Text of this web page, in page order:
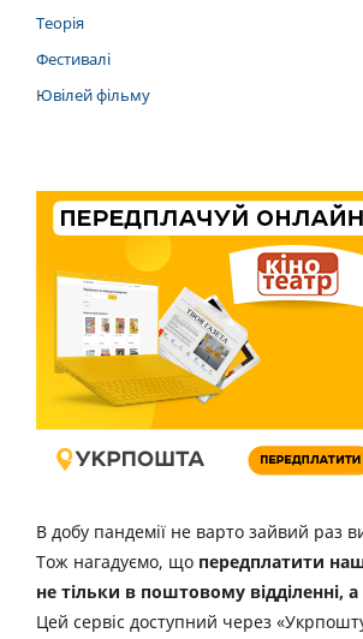
Теорія
Фестивалі
Ювілей фільму
В добу пандемії не варто зайвий раз
Тож нагадуємо, що передплатити
не тільки в поштовому відділенні,
Цей сервіс доступний через